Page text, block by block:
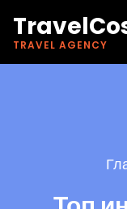
TRAVEL AGENCY